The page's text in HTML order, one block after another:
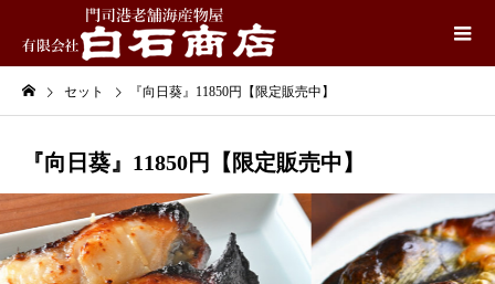
セット 『向日葵』11850円【限定販売中】
『向日葵』11850円【限定販売中】